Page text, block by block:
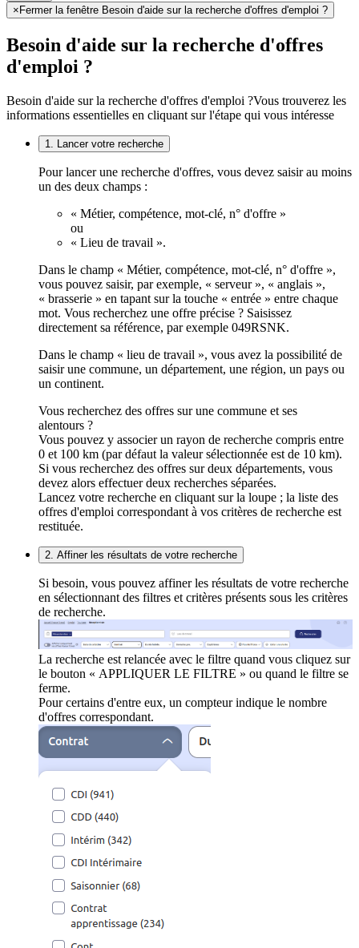
× Fermer la fenêtre Besoin d'aide sur la recherche d'offres d'emploi ?
Besoin d'aide sur la recherche d'offres
d'emploi ?
Besoin d'aide sur la recherche d'offres d'emploi ?Vous trouverez les
informations essentielles en cliquant sur l'étape qui vous intéresse
1. Lancer votre recherche
Pour lancer une recherche d'offres, vous devez saisir au moins
un des deux champs :
« Métier, compétence, mot-clé, n° d'offre »
ou
« Lieu de travail ».
Dans le champ « Métier, compétence, mot-clé, n° d'offre »,
vous pouvez saisir, par exemple, « serveur », « anglais »,
« brasserie » en tapant sur la touche « entrée » entre chaque
mot. Vous recherchez une offre précise ? Saisissez
directement sa référence, par exemple 049RSNK.
Dans le champ « lieu de travail », vous avez la possibilité de
saisir une commune, un département, une région, un pays ou
un continent.
Vous recherchez des offres sur une commune et ses
alentours ?
Vous pouvez y associer un rayon de recherche compris entre
0 et 100 km (par défaut la valeur sélectionnée est de 10 km).
Si vous recherchez des offres sur deux départements, vous
devez alors effectuer deux recherches séparées.
Lancez votre recherche en cliquant sur la loupe ; la liste des
offres d'emploi correspondant à vos critères de recherche est
restituée.
2. Affiner les résultats de votre recherche
Si besoin, vous pouvez affiner les résultats de votre recherche
en sélectionnant des filtres et critères présents sous les critères
de recherche.
La recherche est relancée avec le filtre quand vous cliquez sur
le bouton « APPLIQUER LE FILTRE » ou quand le filtre se
ferme.
Pour certains d'entre eux, un compteur indique le nombre
d'offres correspondant.